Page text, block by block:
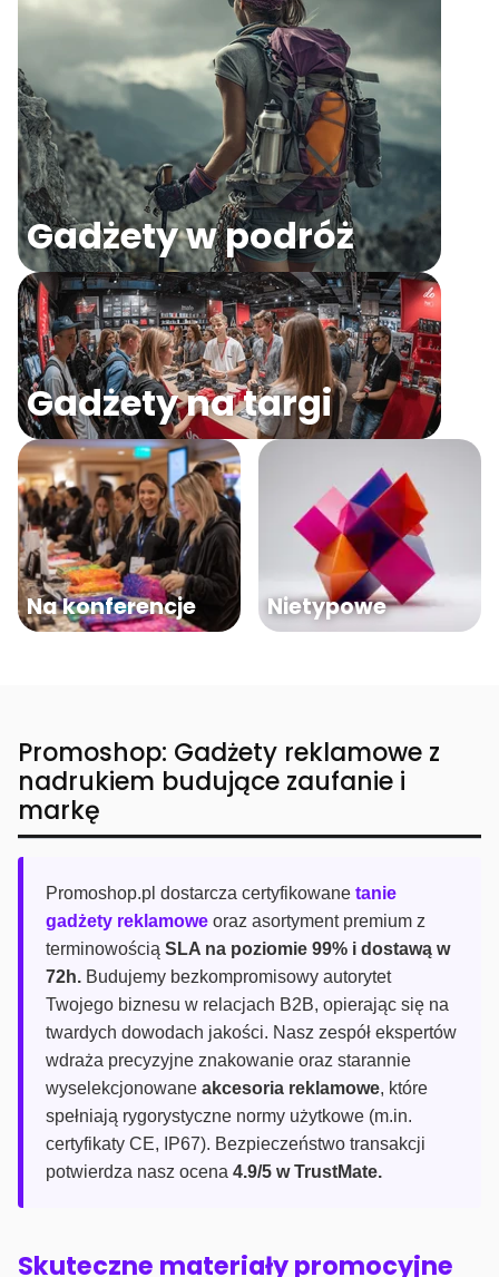
Gadżety w podróż
Gadżety na targi
Na konferencje Nietypowe
Promoshop: Gadżety reklamowe z
nadrukiem budujące zaufanie i
markę
Promoshop.pl dostarcza certyfikowane tanie
gadżety reklamowe oraz asortyment premium z
terminowością SLA na poziomie 99% i dostawą w
72h. Budujemy bezkompromisowy autorytet
Twojego biznesu w relacjach B2B, opierając się na
twardych dowodach jakości. Nasz zespół ekspertów
wdraża precyzyjne znakowanie oraz starannie
wyselekcjonowane akcesoria reklamowe, które
spełniają rygorystyczne normy użytkowe (m.in.
certyfikaty CE, IP67). Bezpieczeństwo transakcji
potwierdza nasz ocena 4.9/5 w TrustMate.
Skuteczne materiały promocyjne